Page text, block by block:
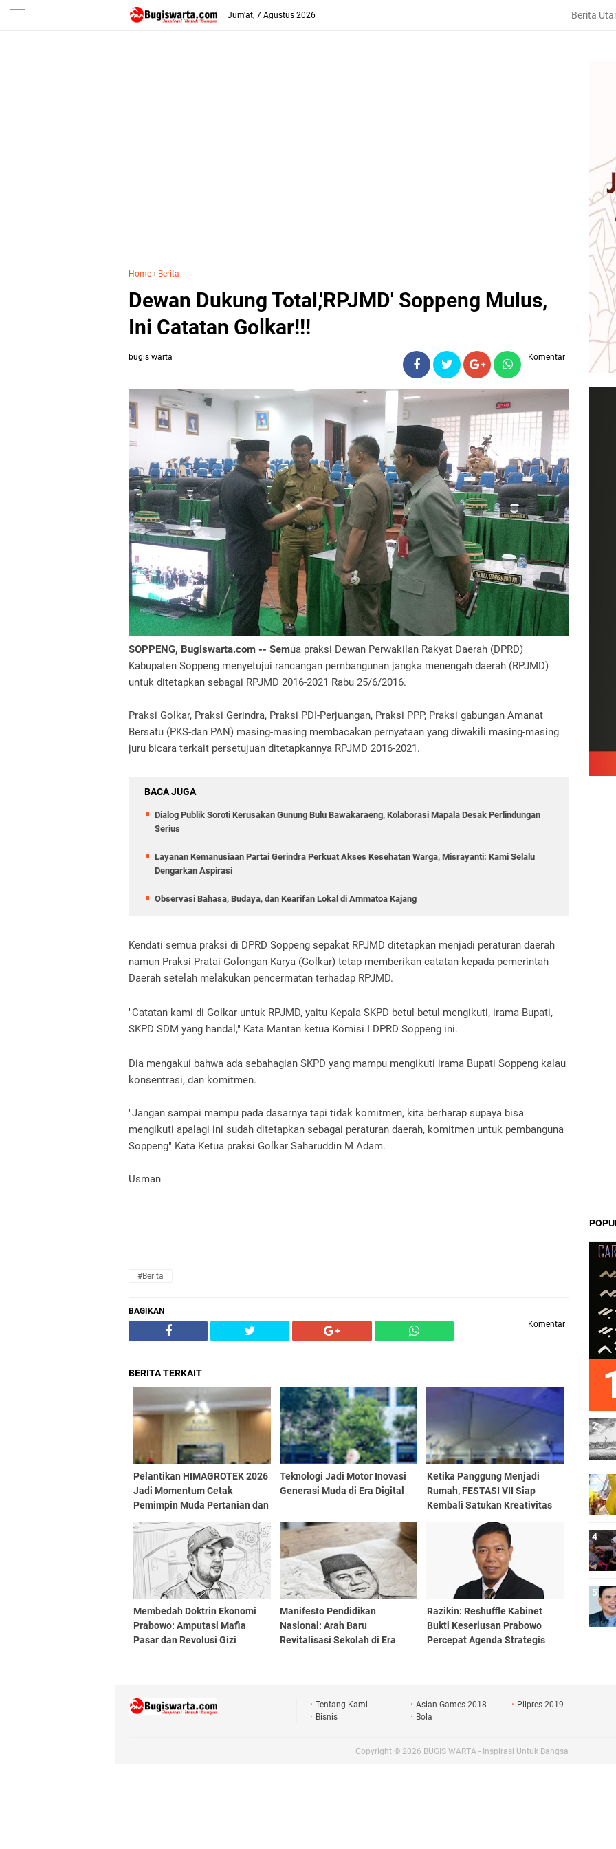
-->
Jum'at, 7 Agustus 2026 Berita
Home › Berita
Dewan Dukung Total,'RPJMD' Soppeng Mulus,
Ini Catatan Golkar!!!
bugis warta Komentar
SOPPENG, Bugiswarta.com -- Semua praksi Dewan Perwakilan Rakyat Daerah (DPRD)
Kabupaten Soppeng menyetujui rancangan pembangunan jangka menengah daerah (RPJMD)
untuk ditetapkan sebagai RPJMD 2016-2021 Rabu 25/6/2016.
Praksi Golkar, Praksi Gerindra, Praksi PDI-Perjuangan, Praksi PPP, Praksi gabungan Amanat
Bersatu (PKS-dan PAN) masing-masing membacakan pernyataan yang diwakili masing-masing
juru bicara terkait persetujuan ditetapkannya RPJMD 2016-2021.
BACA JUGA
Dialog Publik Soroti Kerusakan Gunung Bulu Bawakaraeng, Kolaborasi Mapala Desak Perlindungan
Serius
Layanan Kemanusiaan Partai Gerindra Perkuat Akses Kesehatan Warga, Misrayanti: Kami Selalu
Dengarkan Aspirasi
Observasi Bahasa, Budaya, dan Kearifan Lokal di Ammatoa Kajang
Kendati semua praksi di DPRD Soppeng sepakat RPJMD ditetapkan menjadi peraturan daerah
namun Praksi Pratai Golongan Karya (Golkar) tetap memberikan catatan kepada pemerintah
Daerah setelah melakukan pencermatan terhadap RPJMD.
"Catatan kami di Golkar untuk RPJMD, yaitu Kepala SKPD betul-betul mengikuti, irama Bupati,
SKPD SDM yang handal," Kata Mantan ketua Komisi I DPRD Soppeng ini.
Dia mengakui bahwa ada sebahagian SKPD yang mampu mengikuti irama Bupati Soppeng kalau
konsentrasi, dan komitmen.
"Jangan sampai mampu pada dasarnya tapi tidak komitmen, kita berharap supaya bisa
mengikuti apalagi ini sudah ditetapkan sebagai peraturan daerah, komitmen untuk pembanguna
Soppeng" Kata Ketua praksi Golkar Saharuddin M Adam.
Usman
#Berita
BAGIKAN
Komentar
BERITA TERKAIT
Pelantikan HIMAGROTEK 2026
Jadi Momentum Cetak
Pemimpin Muda Pertanian dan
Teknologi Jadi Motor Inovasi
Generasi Muda di Era Digital
Ketika Panggung Menjadi
Rumah, FESTASI VII Siap
Kembali Satukan Kreativitas
Membedah Doktrin Ekonomi
Prabowo: Amputasi Mafia
Pasar dan Revolusi Gizi
Manifesto Pendidikan
Nasional: Arah Baru
Revitalisasi Sekolah di Era
Razikin: Reshuffle Kabinet
Bukti Keseriusan Prabowo
Percepat Agenda Strategis
Tentang Kami Asian Games 2018
Pilpres 2019
Bisnis
Bola
Copyright © 2026 BUGIS WARTA - Inspirasi Untuk Bangsa